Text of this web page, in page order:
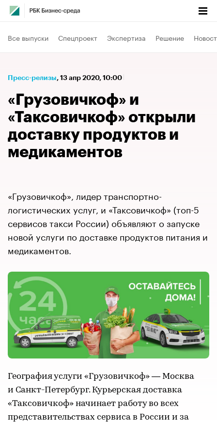
Все выпуски Спецпроект Экспертиза Решение
Пресс-релизы⁠, 13 апр 2020, 10:00
«Грузовичкоф» и
«Таксовичкоф» открыли
доставку продуктов и
медикаментов
«Грузовичкоф», лидер транспортно-
логистических услуг, и «Таксовичкоф» (топ-5
сервисов такси России) объявляют о запуске
новой услуги по доставке продуктов питания и
медикаментов.
География услуги «Грузовичкоф» — Москва
и Санкт-Петербург. Курьерская доставка
«Таксовичкоф» начинает работу во всех
представительствах сервиса в России и за